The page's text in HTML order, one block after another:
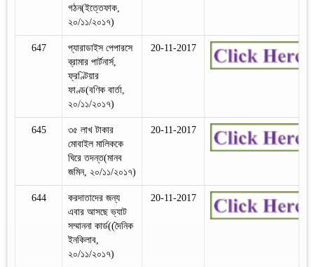
গঠন(ইত্তেফাক,
২০/১১/২০১৭)
647
প্যারাডাইস পেপারসে
ব্রামার পার্টনার্স,
ফ্রণ্টিয়ার
ফাণ্ড(বণিক বার্তা,
২০/১১/২০১৭)
20-11-2017
645
৩৫ লাখ টাকার
মোবাইল মালিককে
ঘিরে তদন্ত(মানব
জমিন, ২০/১১/২০১৭)
20-11-2017
644
করদাতাদের জন্য
এবার আসছে ভ্যাট
সম্মাননা কার্ড((দৈনিক
ইনকিলাব,
২০/১১/২০১৭)
20-11-2017